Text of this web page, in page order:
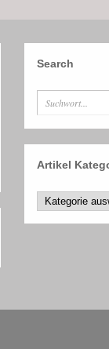
Search
Artikel